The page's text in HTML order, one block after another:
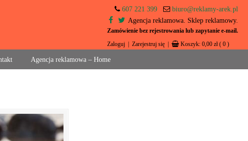
607 221 399
biuro@reklamy-arek.pl
Agencja reklamowa. Sklep reklamowy.
Zamówienie bez rejestrowania lub zapytanie e-mail.
Zaloguj Zarejestruj się Koszyk: 0,00 zł ( 0 )
Agencja reklamowa – Home